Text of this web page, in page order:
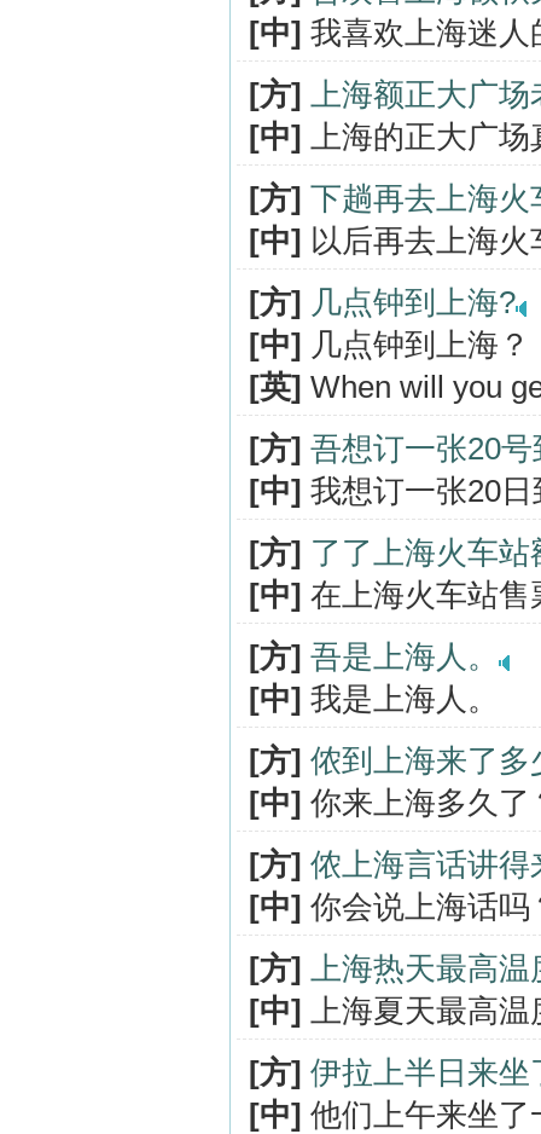
[中] 我喜欢上海迷人
[方] 上海额正大广场
[中] 上海的正大广场
[方] 下趟再去上海
[中] 以后再去上海
[方] 几点钟到上海?
[中] 几点钟到上海？
[英] When will you
[方] 吾想订一张20
[中] 我想订一张20
[方] 了了上海火车
[中] 在上海火车站售
[方] 吾是上海人。
[中] 我是上海人。
[方] 侬到上海来了多
[中] 你来上海多久了
[方] 侬上海言话讲得
[中] 你会说上海话吗
[方] 上海热天最高
[中] 上海夏天最高
[方] 伊拉上半日来
[中] 他们上午来坐